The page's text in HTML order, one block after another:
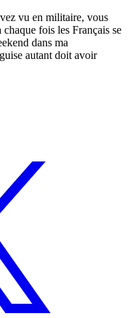
vu en militaire, vous
fois les Français se
dans ma
autant doit avoir